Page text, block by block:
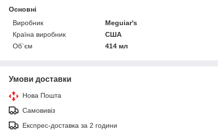
Основні
Виробник
Meguiar's
Країна виробник
США
Об`єм
414 мл
Умови доставки
Нова Пошта
Самовивіз
Експрес-доставка за 2 години